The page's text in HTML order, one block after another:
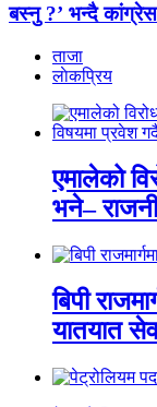
बस्नु ?’ भन्दै कांग्रेस
ताजा
लाेकप्रिय
एमालेको
भने–
बिपी
यातयात